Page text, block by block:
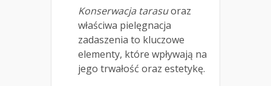
Konserwacja tarasuoraz
właściwa pielęgnacja
zadaszenia to kluczowe
elementy, które wpływają na
jego trwałość oraz estetykę.